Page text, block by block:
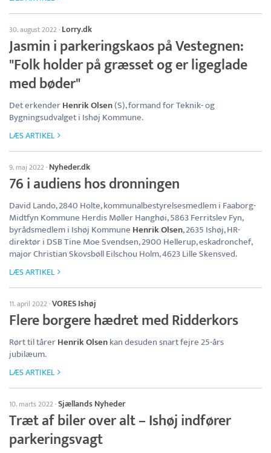
30. august 2022· Lorry.dk
Jasmin i parkeringskaos på Vestegnen:
"Folk holder på græsset og er ligeglade
med bøder"
Det erkenderHenrik Olsen(S), formand for Teknik- og
Bygningsudvalget i Ishøj Kommune.
LÆS ARTIKEL
9. maj 2022· Nyheder.dk
76 i audiens hos dronningen
David Lando, 2840 Holte, kommunalbestyrelsesmedlem i Faaborg-
Midtfyn Kommune Herdis Møller Hanghøi, 5863 Ferritslev Fyn,
byrådsmedlem i Ishøj Kommune Henrik Olsen, 2635 Ishøj, HR-
direktør i DSB Tine Moe Svendsen, 2900 Hellerup, eskadronchef,
major Christian Skovsbøll Eilschou Holm, 4623 Lille Skensved.
LÆS ARTIKEL
11. april 2022·VORES Ishøj
Flere borgere hædret med Ridderkors
Rørt til tårerHenrik Olsenkan desuden snart fejre 25-års
jubilæum.
LÆS ARTIKEL
10. marts 2022·Sjællands Nyheder
Træt af biler over alt – Ishøj indfører
parkeringsvagt